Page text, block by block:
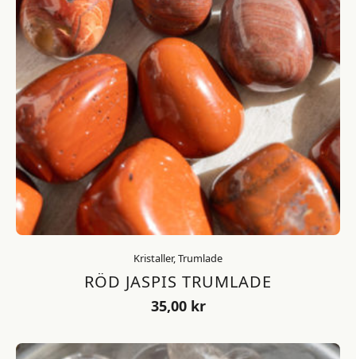
Kristaller, Trumlade
RÖD JASPIS TRUMLADE
35,00 kr